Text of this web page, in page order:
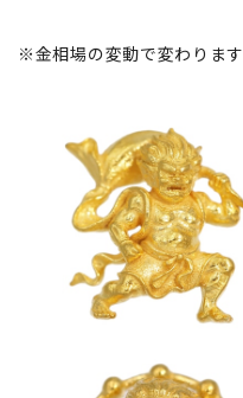
※金相場の変動で変わります